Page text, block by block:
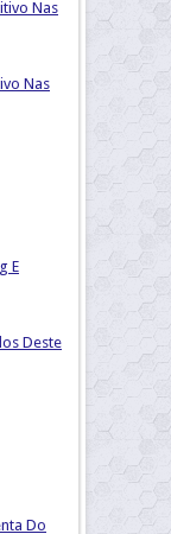
Nas
Nas
E
Deste
Do